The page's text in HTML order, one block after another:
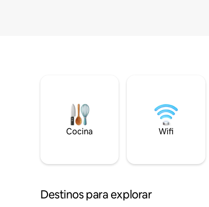
Cocina Wifi
Destinos para explorar